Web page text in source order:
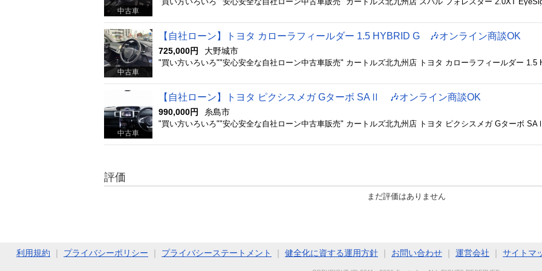
中古車
中古車
【自社ローン】トヨタ カローラフィールダー 1.5 HYBRID G 🎶オンライン商談OK
725,000円 大野城市
中古車
【自社ローン】トヨタ ピクシスメガ Gターボ SAⅡ 🎶オンライン商談OK
990,000円 糸島市
評価
まだ評価はありません
利用規約 プライバシーポリシー プライバシーステートメント 健全化に資する運用方針 お問い合わせ 運営会社 サイトマ